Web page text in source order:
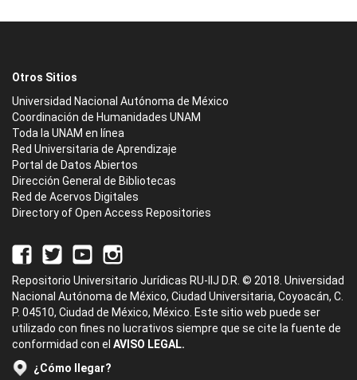
Otros Sitios
Universidad Nacional Autónoma de México
Coordinación de Humanidades UNAM
Toda la UNAM en línea
Red Universitaria de Aprendizaje
Portal de Datos Abiertos
Dirección General de Bibliotecas
Red de Acervos Digitales
Directory of Open Access Repositories
Repositorio Universitario Jurídicas RU-IIJ D.R. © 2018. Universidad
Nacional Autónoma de México, Ciudad Universitaria, Coyoacán, C.
P. 04510, Ciudad de México, México. Este sitio web puede ser
utilizado con fines no lucrativos siempre que se cite la fuente de
conformidad con el AVISO LEGAL.
¿Cómo llegar?